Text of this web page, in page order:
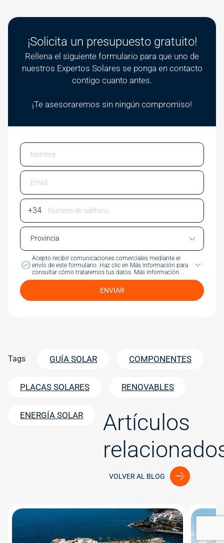
¡Solicita un presupuesto gratuito!
Rellena el siguiente formulario para que uno de
nuestros Expertos Solares se ponga en contacto
contigo cuanto antes.
¡Te asesoraremos sin ningún compromiso!
Email
Phone Number
Acepto recibir comunicaciones comerciales mediante el
envío de este formulario. Haz clic en Más información para
consultar cómo trataremos tus datos. Más información.
ENVIAR
Tags GUÍA SOLAR COMPONENTES
PLACAS SOLARES RENOVABLES
ENERGÍA SOLAR
Artículos
VOLVER AL BLOG
Image Image